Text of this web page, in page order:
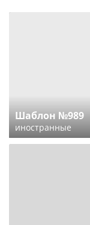
Шаблон №989
иностранные